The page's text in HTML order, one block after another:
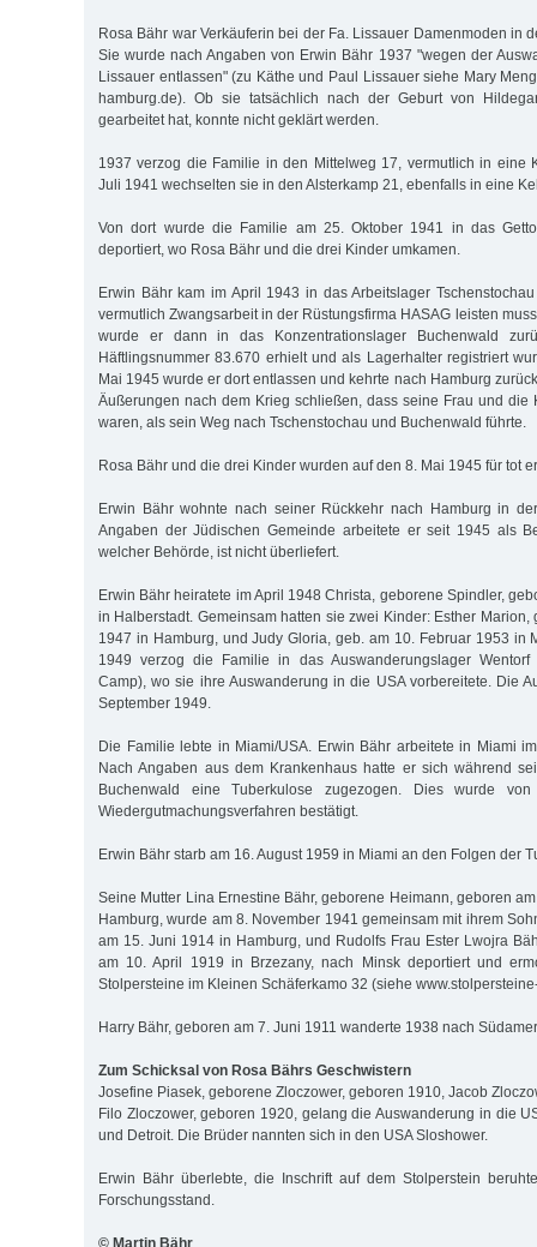
Rosa Bähr war Verkäuferin bei der Fa. Lissauer Damenmoden in
Sie wurde nach Angaben von Erwin Bähr 1937 "wegen der
Lissauer entlassen" (zu Käthe und Paul Lissauer siehe Mary
hamburg.de). Ob sie tatsächlich nach der Geburt von
gearbeitet hat, konnte nicht geklärt werden.
1937 verzog die Familie in den Mittelweg 17, vermutlich in eine
Juli 1941 wechselten sie in den Alsterkamp 21, ebenfalls in eine
Von dort wurde die Familie am 25. Oktober 1941 in das
deportiert, wo Rosa Bähr und die drei Kinder umkamen.
Erwin Bähr kam im April 1943 in das Arbeitslager
vermutlich Zwangsarbeit in der Rüstungsfirma HASAG leisten
wurde er dann in das Konzentrationslager Buchenwald
Häftlingsnummer 83.670 erhielt und als Lagerhalter registriert
Mai 1945 wurde er dort entlassen und kehrte nach Hamburg
Äußerungen nach dem Krieg schließen, dass seine Frau und die
waren, als sein Weg nach Tschenstochau und Buchenwald führte.
Rosa Bähr und die drei Kinder wurden auf den 8. Mai 1945 für tot
Erwin Bähr wohnte nach seiner Rückkehr nach Hamburg in
Angaben der Jüdischen Gemeinde arbeitete er seit 1945 als
welcher Behörde, ist nicht überliefert.
Erwin Bähr heiratete im April 1948 Christa, geborene Spindler,
in Halberstadt. Gemeinsam hatten sie zwei Kinder: Esther Marion,
1947 in Hamburg, und Judy Gloria, geb. am 10. Februar 1953 in
1949 verzog die Familie in das Auswanderungslager
Camp), wo sie ihre Auswanderung in die USA vorbereitete. Die
September 1949.
Die Familie lebte in Miami/USA. Erwin Bähr arbeitete in Miami
Nach Angaben aus dem Krankenhaus hatte er sich während
Buchenwald eine Tuberkulose zugezogen. Dies wurde
Wiedergutmachungsverfahren bestätigt.
Erwin Bähr starb am 16. August 1959 in Miami an den Folgen der
Seine Mutter Lina Ernestine Bähr, geborene Heimann, geboren
Hamburg, wurde am 8. November 1941 gemeinsam mit ihrem
am 15. Juni 1914 in Hamburg, und Rudolfs Frau Ester Lwojra
am 10. April 1919 in Brzezany, nach Minsk deportiert und
Stolpersteine im Kleinen Schäferkamo 32 (siehe
Harry Bähr, geboren am 7. Juni 1911 wanderte 1938 nach
Zum Schicksal von Rosa Bährs Geschwistern
Josefine Piasek, geborene Zloczower, geboren 1910, Jacob
Filo Zloczower, geboren 1920, gelang die Auswanderung in die
und Detroit. Die Brüder nannten sich in den USA Sloshower.
Erwin Bähr überlebte, die Inschrift auf dem Stolperstein
Forschungsstand.
© Martin Bähr